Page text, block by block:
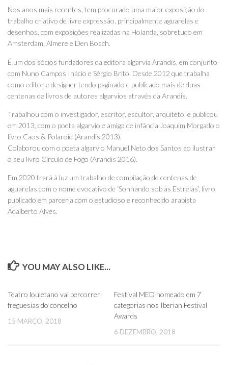
Nos anos mais recentes, tem procurado uma maior exposição do
trabalho criativo de livre expressão, principalmente aguarelas e
desenhos, com exposições realizadas na Holanda, sobretudo em
Amsterdam, Almere e Den Bosch.
É um dos sócios fundadores da editora algarvia Arandis, em conjunto
com Nuno Campos Inácio e Sérgio Brito. Desde 2012 que trabalha
como editor e designer tendo paginado e publicado mais de duas
centenas de livros de autores algarvios através da Arandis.
Trabalhou com o investigador, escritor, escultor, arquiteto, e publicou
em 2013, com o poeta algarvio e amigo de infância Joaquim Morgado o
livro Caos & Polaroid (Arandis 2013).
Colaborou com o poeta algarvio Manuel Neto dos Santos ao ilustrar
o seu livro Círculo de Fogo (Arandis 2016).
Em 2020 trará à luz um trabalho de compilação de centenas de
aguarelas com o nome evocativo de ‘Sonhando sob as Estrelas’, livro
publicado em parceria com o estudioso e reconhecido arabista
Adalberto Alves.
YOU MAY ALSO LIKE...
Teatro louletano vai percorrer
freguesias do concelho
15 MARÇO, 2018
Festival MED nomeado em 7
categorias nos Iberian Festival
Awards
6 DEZEMBRO, 2018